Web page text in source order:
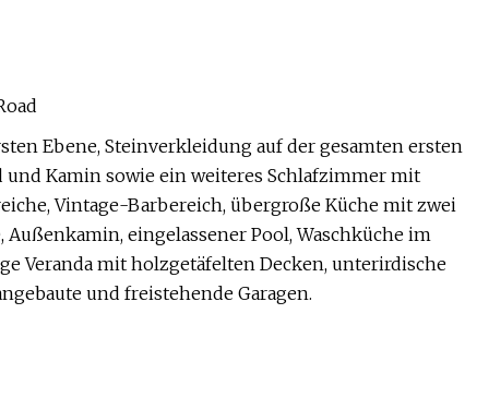
Ebene, Steinverkleidung auf der gesamten ersten
und Kamin sowie ein weiteres Schlafzimmer mit
Vintage-Barbereich, übergroße Küche mit zwei
eingelassener Pool, Waschküche im
Veranda mit holzgetäfelten Decken, unterirdische
und freistehende Garagen.